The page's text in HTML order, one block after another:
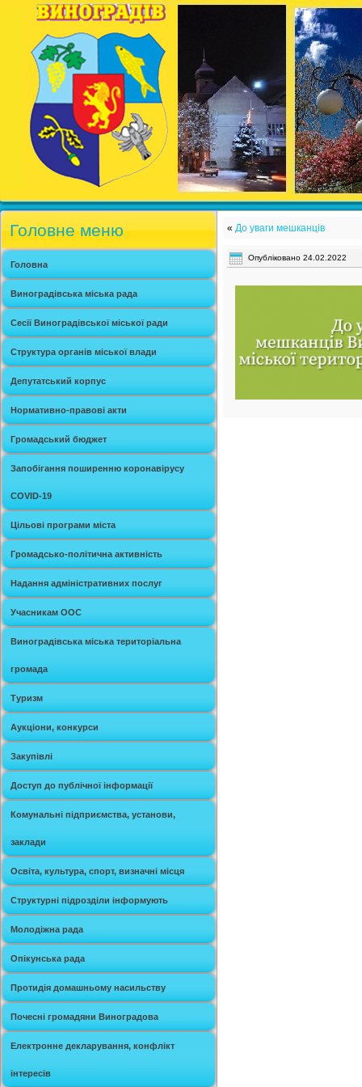
Головне меню
Головна
Виноградівська міська рада
Сесії Виноградівської міської ради
Структура органів міської влади
Депутатський корпус
Нормативно-правові акти
Громадський бюджет
Запобігання поширенню коронавірусу
COVID-19
Цільові програми міста
Громадсько-політична активність
Надання адміністративних послуг
Учасникам ООС
Виноградівська міська територіальна
громада
Туризм
Аукціони, конкурси
Закупівлі
Доступ до публічної інформації
Комунальні підприємства, установи,
заклади
Освіта, культура, спорт, визначні місця
Структурні підрозділи інформують
Молодіжна рада
Опікунська рада
Протидія домашньому насильству
Почесні громадяни Виноградова
Електронне декларування, конфлікт
інтересів
« До уваги мешканців
Опубліковано 24.02.2022